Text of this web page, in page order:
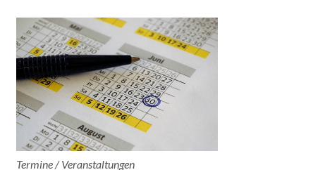
Termine / Veranstaltungen